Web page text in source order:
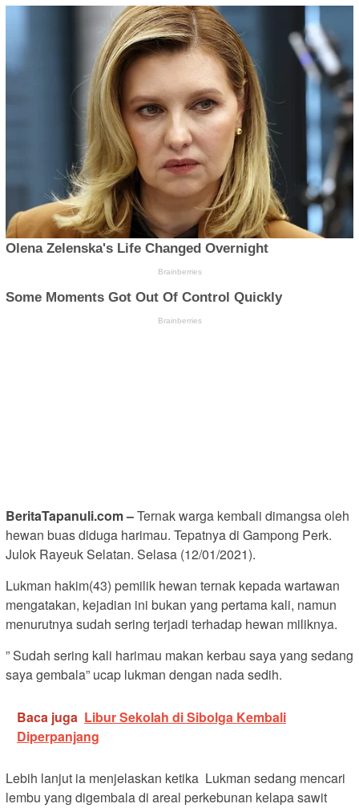
BeritaTapanuli.com –Ternak warga kembali dimangsa oleh
hewan buas diduga harimau. Tepatnya di Gampong Perk.
Julok Rayeuk Selatan. Selasa (12/01/2021).
Lukman hakim(43) pemilik hewan ternak kepada wartawan
mengatakan, kejadian ini bukan yang pertama kali, namun
menurutnya sudah sering terjadi terhadap hewan miliknya.
” Sudah sering kali harimau makan kerbau saya yang sedang
saya gembala” ucap lukman dengan nada sedih.
Baca juga Libur Sekolah di Sibolga Kembali
Diperpanjang
Lebih lanjut ia menjelaskan ketika Lukman sedang mencari
lembu yang digembala di areal perkebunan kelapa sawit